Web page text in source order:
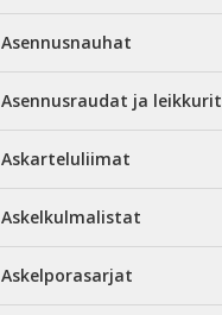
Asennusnauhat
Asennusraudat ja leikkurit
Askarteluliimat
Askelkulmalistat
Askelporasarjat